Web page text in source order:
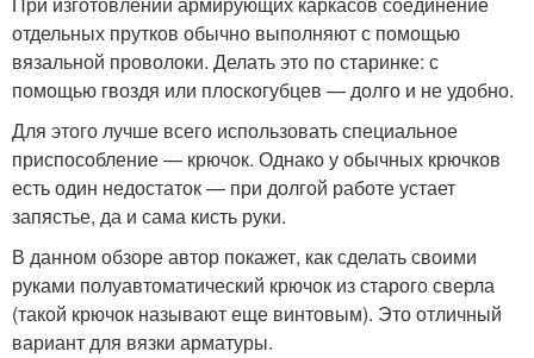
отдельных прутков обычно выполняют с помощью
вязальной проволоки. Делать это по старинке: с
помощью гвоздя или плоскогубцев — долго и не удобно.
Для этого лучше всего использовать специальное
приспособление — крючок. Однако у обычных крючков
есть один недостаток — при долгой работе устает
запястье, да и сама кисть руки.
В данном обзоре автор покажет, как сделать своими
руками полуавтоматический крючок из старого сверла
(такой крючок называют еще винтовым). Это отличный
вариант для вязки арматуры.